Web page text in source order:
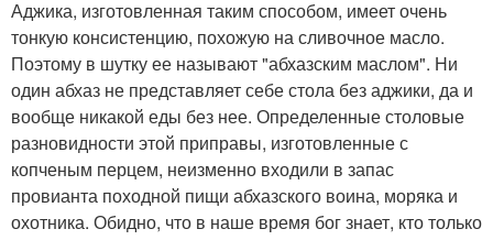
Аджика, изготовленная таким способом, имеет очень
тонкую консистенцию, похожую на сливочное масло.
Поэтому в шутку ее называют "абхазским маслом". Ни
один абхаз не представляет себе стола без аджики, да и
вообще никакой еды без нее. Определенные столовые
разновидности этой приправы, изготовленные с
копченым перцем, неизменно входили в запас
провианта походной пищи абхазского воина, моряка и
охотника. Обидно, что в наше время бог знает, кто только